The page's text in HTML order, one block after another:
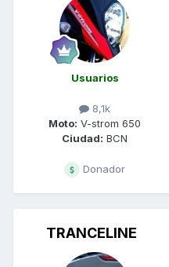
Usuarios
8,1k
Moto: V-strom 650
Ciudad: BCN
Donador
TRANCELINE